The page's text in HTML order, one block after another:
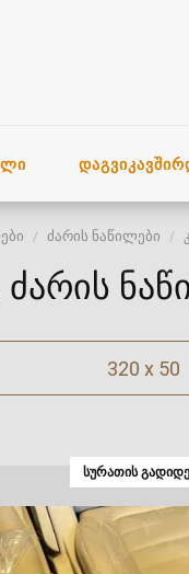
ძარის ნაწილები
320 x 50
ᲡᲣᲠᲐᲗᲘᲡ